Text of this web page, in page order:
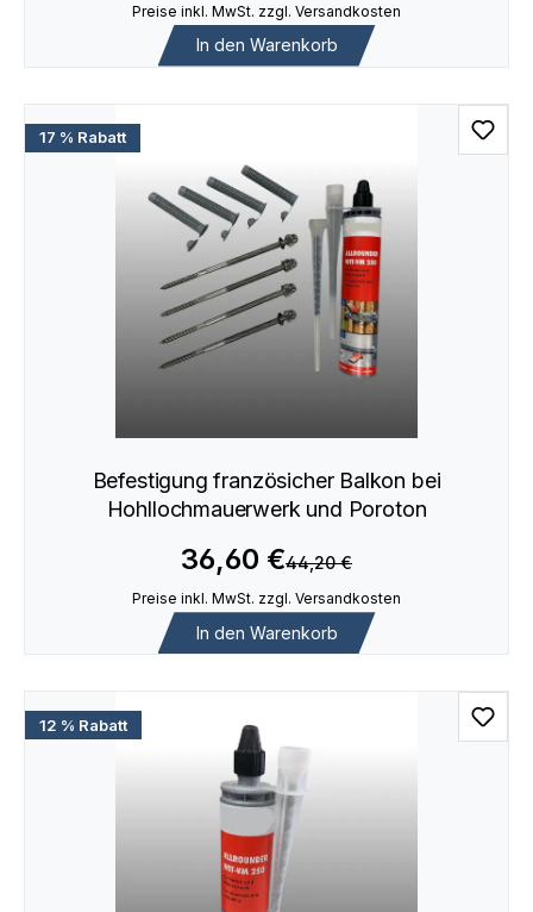
Preise inkl. MwSt. zzgl. Versandkosten
In den Warenkorb
17 % Rabatt
Befestigung französicher Balkon bei
Hohllochmauerwerk und Poroton
36,60 €44,20 €
Preise inkl. MwSt. zzgl. Versandkosten
In den Warenkorb
12 % Rabatt